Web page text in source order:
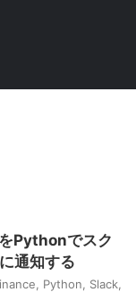
Pythonでスク
通知する
Python Slack